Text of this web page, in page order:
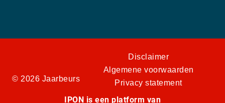
© 2026 Jaarbeurs
Disclaimer
Algemene voorwaarden
Privacy statement
IPON is een platform van